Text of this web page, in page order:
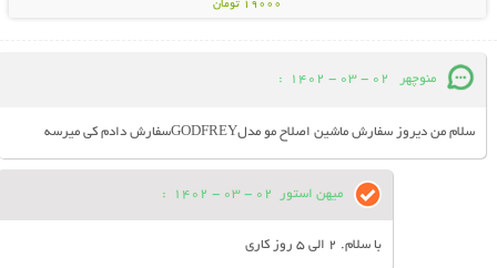
19000 تومان
منوچهر 02 - 03 - 1402
:
سلام من دیروز سفارش ماشین اصلاح مو مدلGODFREYسفارش دادم کی میرسه
میهن استور 02 - 03 - 1402
:
با سلام. 2 الی 5 روز کاری